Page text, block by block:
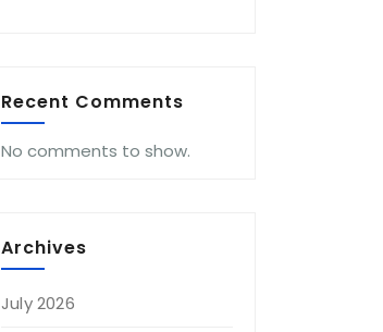
Recent Comments
No comments to show.
Archives
July 2026